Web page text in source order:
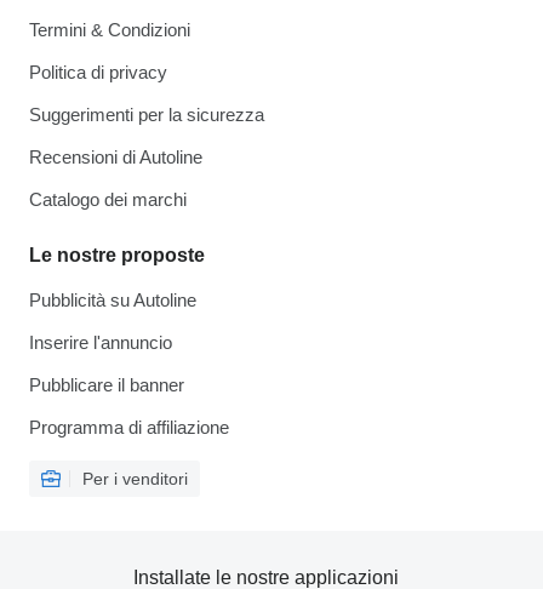
Termini & Condizioni
Politica di privacy
Suggerimenti per la sicurezza
Recensioni di Autoline
Catalogo dei marchi
Le nostre proposte
Pubblicità su Autoline
Inserire l'annuncio
Pubblicare il banner
Programma di affiliazione
Per i venditori
Installate le nostre applicazioni